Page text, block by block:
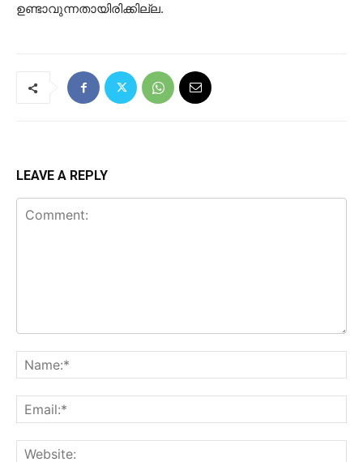
ഉണ്ടാവുന്നതായിരിക്കില്ല.
LEAVE A REPLY